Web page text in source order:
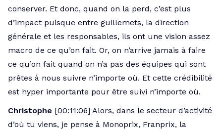
conserver. Et donc, quand on la perd, c’est plus
d’impact puisque entre guillemets, la direction
générale et les responsables, ils ont une vision assez
macro de ce qu’on fait. Or, on n’arrive jamais à faire
ce qu’on fait quand on n’a pas des équipes qui sont
prêtes à nous suivre n’importe où. Et cette crédibilité
est hyper importante pour être suivi n’importe où.
Christophe [00:11:06] Alors, dans le secteur d’activité
d’où tu viens, je pense à Monoprix, Franprix, la